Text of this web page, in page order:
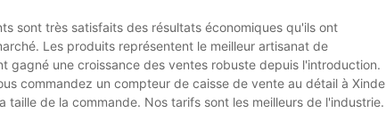
sont très satisfaits des résultats économiques qu'ils ont
Les produits représentent le meilleur artisanat de
gagné une croissance des ventes robuste depuis l'introduction.
commandez un compteur de caisse de vente au détail à Xinde
de la commande. Nos tarifs sont les meilleurs de l'industrie.